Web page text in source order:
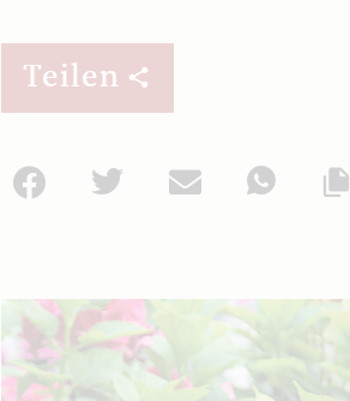
Teilen
Facebook
Twitter Mail